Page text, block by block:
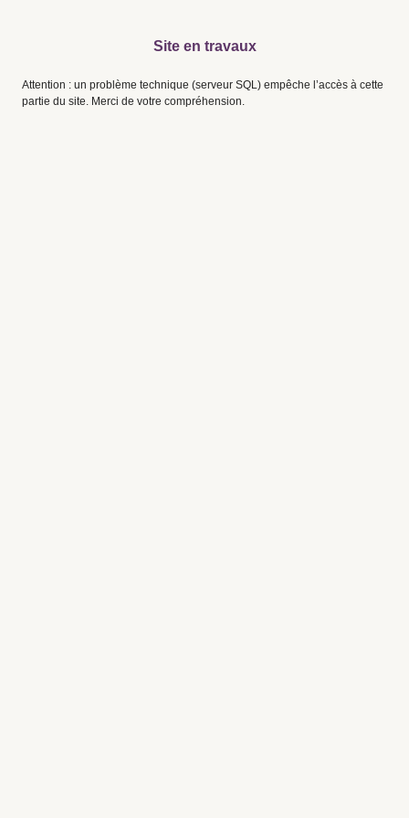
Site en travaux
Attention : un problème technique (serveur SQL) empêche l’accès à cette
partie du site. Merci de votre compréhension.